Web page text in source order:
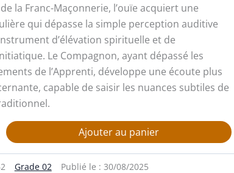
la Franc-Maçonnerie, l’ouïe acquiert une
qui dépasse la simple perception auditive
d’élévation spirituelle et de
Le Compagnon, ayant dépassé les
de l’Apprenti, développe une écoute plus
capable de saisir les nuances subtiles de
Ajouter au panier
Grade 02 Publié le : 30/08/2025